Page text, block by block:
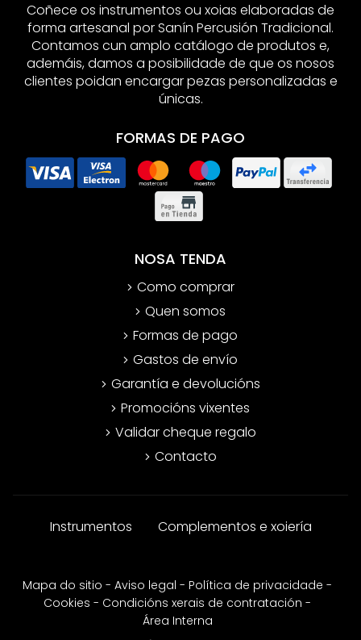
Coñece os instrumentos ou xoias elaboradas de
forma artesanal por Sanín Percusión Tradicional.
Contamos cun amplo catálogo de produtos e,
ademáis, damos a posibilidade de que os nosos
clientes poidan encargar pezas personalizadas e
únicas.
FORMAS DE PAGO
NOSA TENDA
Como comprar
Quen somos
Formas de pago
Gastos de envío
Garantía e devolucións
Promocións vixentes
Validar cheque regalo
Contacto
Instrumentos Complementos e xoiería
Mapa do sitio - Aviso legal - Política de privacidade -
Cookies - Condicións xerais de contratación -
Área Interna